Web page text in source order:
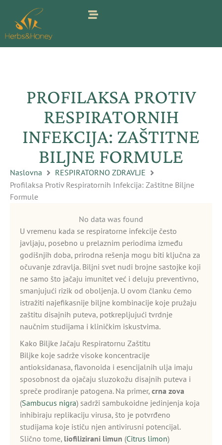
sadržaj
PROFILAKSA PROTIV
RESPIRATORNIH
INFEKCIJA: ZAŠTITNE
BILJNE FORMULE
Naslovna
RESPIRATORNO ZDRAVLJE
Profilaksa Protiv Respiratornih Infekcija: Zaštitne Biljne
Formule
No data was found
U vremenu kada se respiratorne infekcije često
javljaju, posebno u prelaznim periodima između
godišnjih doba, prirodna rešenja mogu biti ključna za
očuvanje zdravlja. Biljni svet nudi brojne sastojke koji
ne samo što jačaju imunitet već i deluju preventivno,
smanjujući rizik od oboljenja. U ovom članku ćemo
istražiti najefikasnije biljne kombinacije koje pružaju
zaštitu disajnih puteva, potkrepljujući tvrdnje
naučnim studijama i kliničkim iskustvima.
Kako Biljke Jačaju Respiratornu Zaštitu
Biljke koje sadrže visoke koncentracije
antioksidanasa, flavonoida i esencijalnih ulja imaju
sposobnost da ojačaju sluzokožu disajnih puteva i
spreče prodiranje patogena. Na primer, crna zova
(Sambucus nigra) sadrži sambukoidne jedinjenja koja
inhibiraju replikaciju virusa, što je potvrđeno
studijama koje ističu njen antivirusni potencijal.
Slično tome, liofilizirani limun (Citrus limon)